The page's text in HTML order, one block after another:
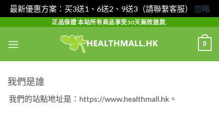
最新優惠方案：买3送1、6送2、9送3（請聯繫客服） 忽略
content
正品保證 本站所有商品享受30天無效退款.
0
我們是誰
我們的站點地址是：https://www.healthmall.hk。